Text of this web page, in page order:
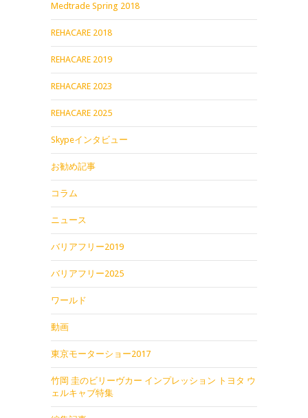
Medtrade Spring 2018
REHACARE 2018
REHACARE 2019
REHACARE 2023
REHACARE 2025
Skypeインタビュー
お勧め記事
コラム
ニュース
バリアフリー2019
バリアフリー2025
ワールド
動画
東京モーターショー2017
竹岡 圭のビリーヴカー インプレッション トヨタ ウ
ェルキャブ特集